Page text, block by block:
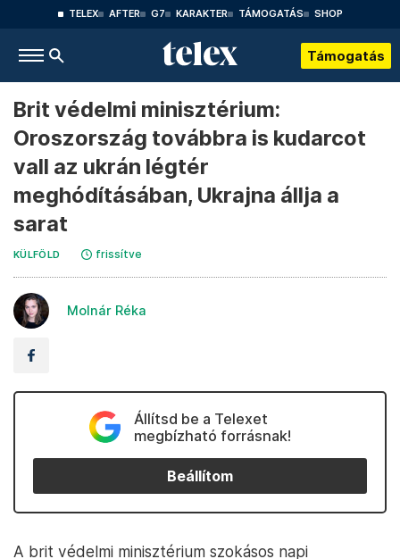
TELEX AFTER G7 KARAKTER TÁMOGATÁS SHOP
Támogatás
Brit védelmi minisztérium:
Oroszország továbbra is kudarcot
vall az ukrán légtér
meghódításában, Ukrajna állja a
sarat
KÜLFÖLD frissítve
Molnár Réka
Állítsd be a Telexet
megbízható forrásnak!
Beállítom
A brit védelmi minisztérium szokásos napi